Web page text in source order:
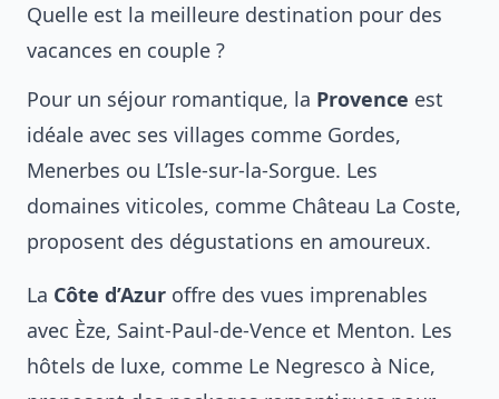
Quelle est la meilleure destination pour des
vacances en couple ?
Pour un séjour romantique, la Provence est
idéale avec ses villages comme Gordes,
Menerbes ou L’Isle-sur-la-Sorgue. Les
domaines viticoles, comme Château La Coste,
proposent des dégustations en amoureux.
La Côte d’Azur offre des vues imprenables
avec Èze, Saint-Paul-de-Vence et Menton. Les
hôtels de luxe, comme Le Negresco à Nice,